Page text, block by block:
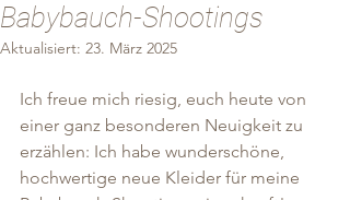
Babybauch-Shootings
Aktualisiert: 23. März 2025
Ich freue mich riesig, euch heute von
einer ganz besonderen Neuigkeit zu
erzählen: Ich habe wunderschöne,
hochwertige neue Kleider für meine